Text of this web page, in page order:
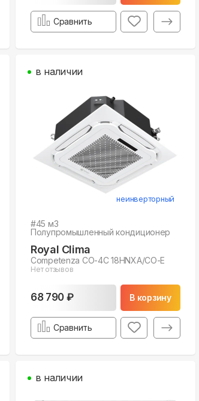
Сравнить
неинверторный
#45 м3
Полупромышленный кондиционер
Royal Clima
Competenza CO-4C 18HNXA/CO-E
Нет отзывов
68 790 ₽ В корзину
в наличии
Сравнить
в наличии